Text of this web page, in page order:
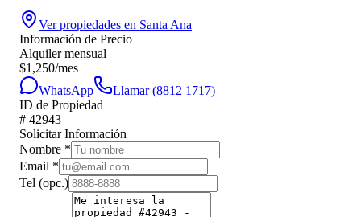
Ver propiedades en Santa Ana
Información de Precio
Alquiler mensual
$1,250/mes
WhatsApp
Llamar (8812 1717)
ID de Propiedad
# 42943
Solicitar Información
Nombre *
Email *
Tel (opc.)